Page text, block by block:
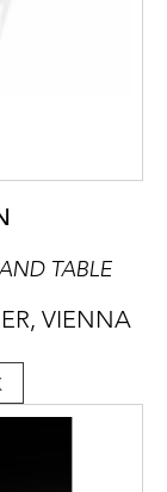
TABLE
VIENNA